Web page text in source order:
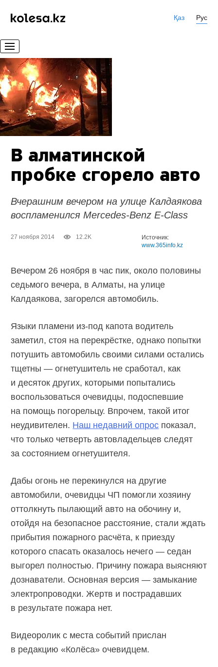
Қаз Рус
В алматинской
пробке сгорело авто
Вчерашним вечером на улице Калдаякова
воспламенился Mercedes-Benz E-Class
27 ноября 2014 12.2K
Источник:
www.365info.kz
Вечером 26 ноября в час пик, около половины
седьмого вечера, в Алматы, на улице
Калдаякова, загорелся автомобиль.
Языки пламени из-под капота водитель
заметил, стоя на перекрёстке, однако попытки
потушить автомобиль своими силами остались
тщетны — огнетушитель не сработал, как
и десяток других, которыми попытались
воспользоваться очевидцы, подоспевшие
на помощь погорельцу. Впрочем, такой итог
неудивителен. Наш недавний опрос показал,
что только четверть автовладельцев следят
за состоянием огнетушителя.
Дабы огонь не перекинулся на другие
автомобили, очевидцы ЧП помогли хозяину
оттолкнуть пылающий авто на обочину и,
отойдя на безопасное расстояние, стали ждать
прибытия пожарного расчёта, к приезду
которого спасать оказалось нечего — седан
выгорел полностью. Причину пожара выясняют
дознаватели. Основная версия — замыкание
электропроводки. Жертв и пострадавших
в результате пожара нет.
Видеоролик с места событий прислан
в редакцию «Колёса» очевидцем.